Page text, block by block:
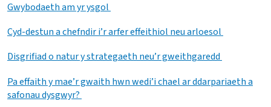
Gwybodaeth am yr ysgol
Cyd-destun a chefndir i’r arfer effeithiol neu arloesol
Disgrifiad o natur y strategaeth neu’r gweithgaredd
Pa effaith y mae’r gwaith hwn wedi’i chael ar ddarpariaeth a
safonau dysgwyr?